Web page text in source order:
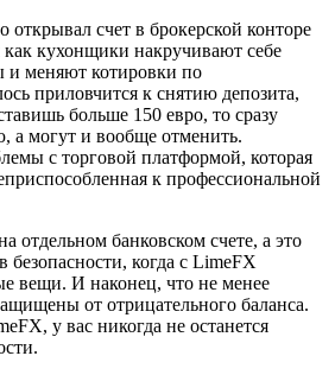
открывал счет в брокерской конторе
кухонщики накручивают себе
и меняют котировки по
приловчится к снятию депозита,
больше 150 евро, то сразу
а могут и вообще отменить.
с торговой платформой, которая
к профессиональной
отдельном банковском счете, а это
безопасности, когда с LimeFX
вещи. И наконец, что не менее
от отрицательного баланса.
у вас никогда не останется